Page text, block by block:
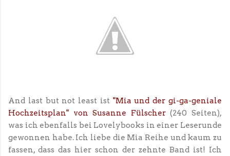
And last but not least ist "Mia und der gi-ga-geniale
Hochzeitsplan" von Susanne Fülscher(240 Seiten),
was ich ebenfalls bei Lovelybooks in einer Leserunde
gewonnen habe. Ich liebe die Mia Reihe und kaum zu
fassen, dass das hier schon der zehnte Band ist! Ich